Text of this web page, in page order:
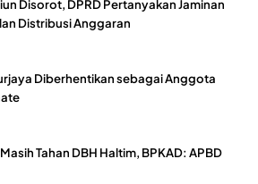
Disorot, DPRD Pertanyakan Jaminan
Distribusi Anggaran
Diberhentikan sebagai Anggota
Tahan DBH Haltim, BPKAD: APBD